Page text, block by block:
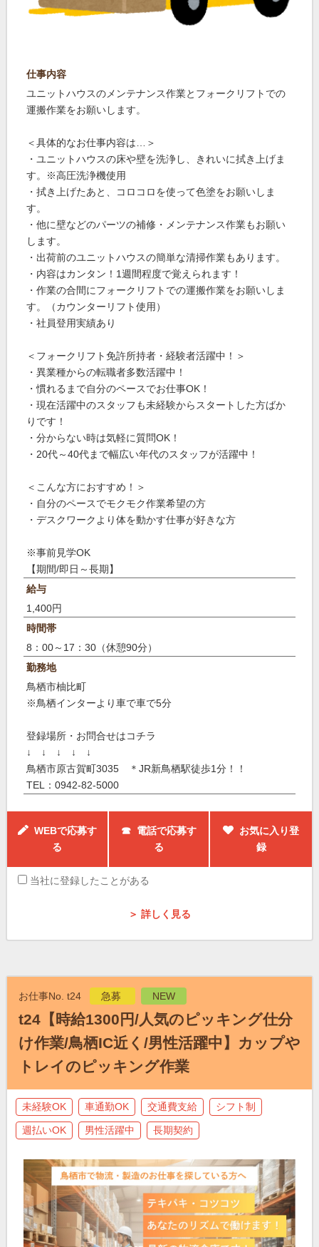
仕事内容
ユニットハウスのメンテナンス作業とフォークリフトでの
運搬作業をお願いします。
＜具体的なお仕事内容は…＞
・ユニットハウスの床や壁を洗浄し、きれいに拭き上げま
す。※高圧洗浄機使用
・拭き上げたあと、コロコロを使って色塗をお願いしま
す。
・他に壁などのパーツの補修・メンテナンス作業もお願い
します。
・出荷前のユニットハウスの簡単な清掃作業もあります。
・内容はカンタン！1週間程度で覚えられます！
・作業の合間にフォークリフトでの運搬作業をお願いしま
す。（カウンターリフト使用）
・社員登用実績あり
＜フォークリフト免許所持者・経験者活躍中！＞
・異業種からの転職者多数活躍中！
・慣れるまで自分のペースでお仕事OK！
・現在活躍中のスタッフも未経験からスタートした方ばか
りです！
・分からない時は気軽に質問OK！
・20代～40代まで幅広い年代のスタッフが活躍中！
＜こんな方におすすめ！＞
・自分のペースでモクモク作業希望の方
・デスクワークより体を動かす仕事が好きな方
※事前見学OK
【期間/即日～長期】
給与
1,400円
時間帯
8：00～17：30（休憩90分）
勤務地
鳥栖市柚比町
※鳥栖インターより車で車で5分
登録場所・お問合せはコチラ
↓ ↓ ↓ ↓ ↓
鳥栖市原古賀町3035 ＊JR新鳥栖駅徒歩1分！！
TEL：0942-82-5000
WEBで応募す
る
☎ 電話で応募す
る
お気に入り登
録
当社に登録したことがある
＞ 詳しく見る
お仕事No. t24 急募 NEW
t24【時給1300円/人気のピッキング仕分
け作業/鳥栖IC近く/男性活躍中】カップや
トレイのピッキング作業
未経験OK 車通勤OK 交通費支給 シフト制
週払いOK 男性活躍中 長期契約